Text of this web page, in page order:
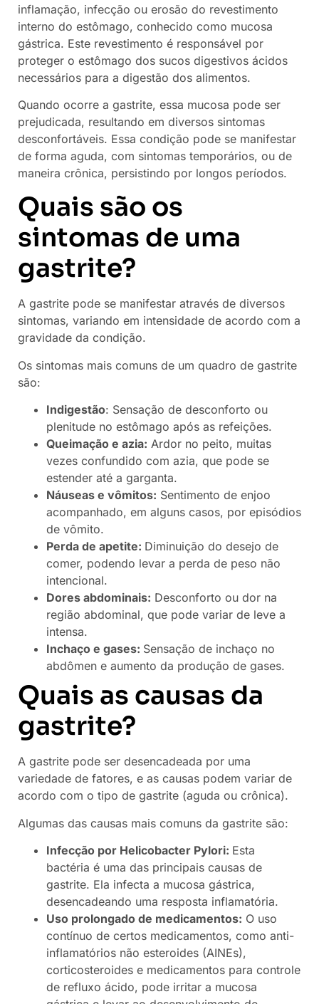
inflamação, infecção ou erosão do revestimento
interno do estômago, conhecido como mucosa
gástrica. Este revestimento é responsável por
proteger o estômago dos sucos digestivos ácidos
necessários para a digestão dos alimentos.
Quando ocorre a gastrite, essa mucosa pode ser
prejudicada, resultando em diversos sintomas
desconfortáveis. Essa condição pode se manifestar
de forma aguda, com sintomas temporários, ou de
maneira crônica, persistindo por longos períodos.
Quais são os
sintomas de uma
gastrite?
A gastrite pode se manifestar através de diversos
sintomas, variando em intensidade de acordo com a
gravidade da condição.
Os sintomas mais comuns de um quadro de gastrite
são:
Indigestão: Sensação de desconforto ou
plenitude no estômago após as refeições.
Queimação e azia: Ardor no peito, muitas
vezes confundido com azia, que pode se
estender até a garganta.
Náuseas e vômitos: Sentimento de enjoo
acompanhado, em alguns casos, por episódios
de vômito.
Perda de apetite: Diminuição do desejo de
comer, podendo levar a perda de peso não
intencional.
Dores abdominais: Desconforto ou dor na
região abdominal, que pode variar de leve a
intensa.
Inchaço e gases: Sensação de inchaço no
abdômen e aumento da produção de gases.
Quais as causas da
gastrite?
A gastrite pode ser desencadeada por uma
variedade de fatores, e as causas podem variar de
acordo com o tipo de gastrite (aguda ou crônica).
Algumas das causas mais comuns da gastrite são:
Infecção por Helicobacter Pylori: Esta
bactéria é uma das principais causas de
gastrite. Ela infecta a mucosa gástrica,
desencadeando uma resposta inflamatória.
Uso prolongado de medicamentos: O uso
contínuo de certos medicamentos, como anti-
inflamatórios não esteroides (AINEs),
corticosteroides e medicamentos para controle
de refluxo ácido, pode irritar a mucosa